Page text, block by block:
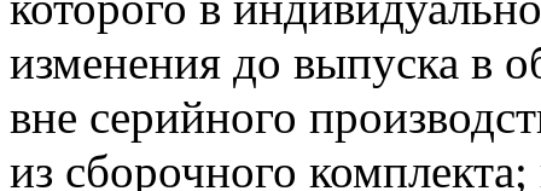
изменения до выпуска в
вне серийного
из сборочного